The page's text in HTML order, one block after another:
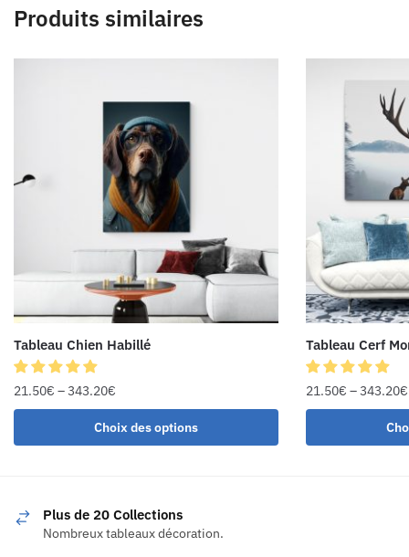
Produits similaires
Tableau Chien Habillé
21.50€ –343.20€
Choix des options
Tableau Cerf
21.50€ –343.20€
Plus de 20 Collections
Nombreux tableaux décoration.